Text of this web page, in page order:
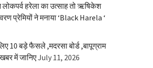
हरेला का उत्साह तो ऋषिकेश
प्रेमियों ने मनाया ‘Black Harela ‘
10 बड़े फैसले ,मदरसा बोर्ड ,बापूग्राम
में जानिएJuly 11, 2026